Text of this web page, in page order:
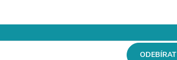
ODEBÍRAT